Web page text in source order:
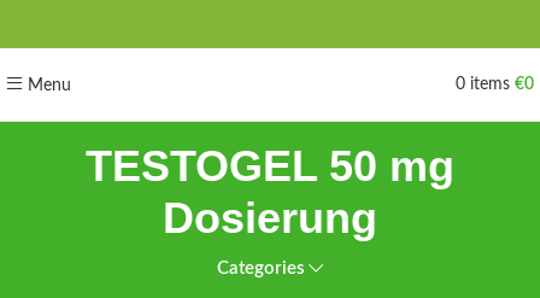
Menu 0 items €0
TESTOGEL 50 mg
Dosierung
Categories